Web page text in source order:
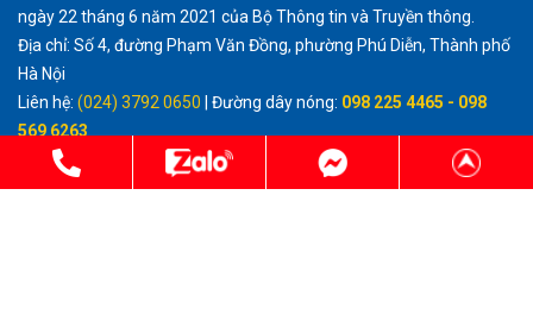
ngày 22 tháng 6 năm 2021 của Bộ Thông tin và Truyền thông.
Địa chỉ: Số 4, đường Phạm Văn Đồng, phường Phú Diễn, Thành phố
Hà Nội
Liên hệ: (024) 3792 0650 | Đường dây nóng: 098 225 4465 - 098
569 6263
Email:
tcckvietnam@gmail.com
http://cokhivietnam.vn